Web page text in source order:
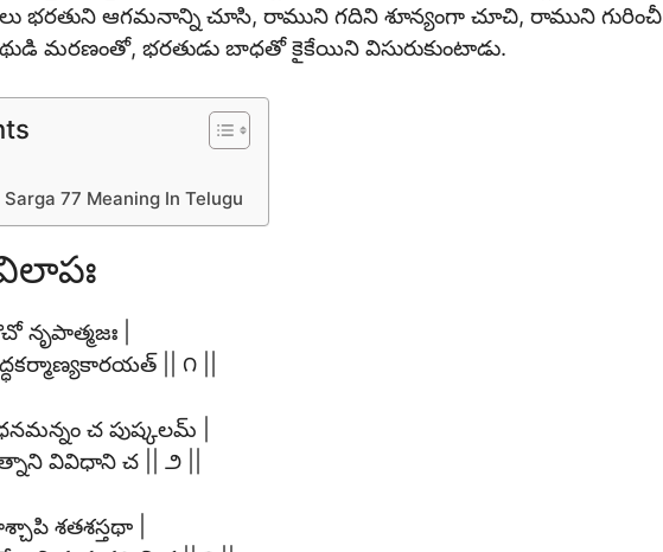
భరతుని ఆగమనాన్ని చూసి, రాముని గదిని శూన్యంగా చూచి, రాముని గురించీ
మరణంతో, భరతుడు బాధతో కైకేయిని విసురుకుంటాడు.
77 Meaning In Telugu
నృపాత్మజః |
|| ౧ ||
చ పుష్కలమ్ |
వివిధాని చ || ౨ ||
శతశస్తథా |